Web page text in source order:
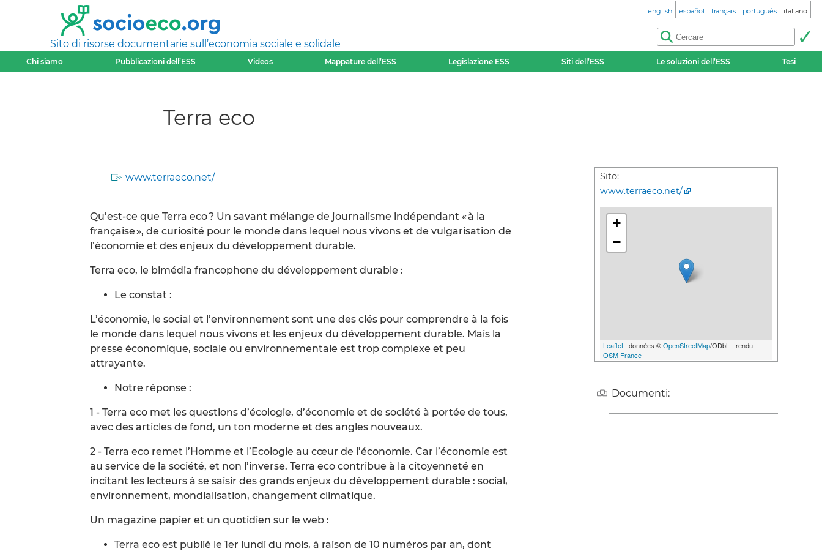
Sito di risorse documentarie sull’economia sociale e solidale
english español français português italiano
Chi siamo Pubblicazioni dell’ESS Videos Mappature dell’ESS Legislazione ESS Siti dell’ESS Le soluzioni dell’ESS Tesi
Terra eco
www.terraeco.net/
Qu’est-ce que Terra eco ? Un savant mélange de journalisme indépendant « à la
française », de curiosité pour le monde dans lequel nous vivons et de vulgarisation de
l’économie et des enjeux du développement durable.
Terra eco, le bimédia francophone du développement durable :
Le constat :
L’économie, le social et l’environnement sont une des clés pour comprendre à la fois
le monde dans lequel nous vivons et les enjeux du développement durable. Mais la
presse économique, sociale ou environnementale est trop complexe et peu
attrayante.
Notre réponse :
1 - Terra eco met les questions d’écologie, d’économie et de société à portée de tous,
avec des articles de fond, un ton moderne et des angles nouveaux.
2 - Terra eco remet l’Homme et l’Ecologie au cœur de l’économie. Car l’économie est
au service de la société, et non l’inverse. Terra eco contribue à la citoyenneté en
incitant les lecteurs à se saisir des grands enjeux du développement durable : social,
environnement, mondialisation, changement climatique.
Un magazine papier et un quotidien sur le web :
Terra eco est publié le 1er lundi du mois, à raison de 10 numéros par an, dont
Sito:
www.terraeco.net/
+
−
Leaflet | données ©OpenStreetMap/ODbL - rendu
OSM France
Documenti: